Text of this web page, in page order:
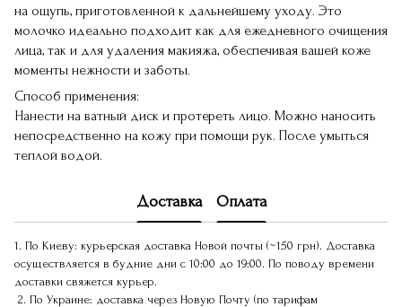
на ощупь, приготовленной к дальнейшему уходу. Это
молочко идеально подходит как для ежедневного очищения
лица, так и для удаления макияжа, обеспечивая вашей коже
моменты нежности и заботы.
Способ применения:
Нанести на ватный диск и протереть лицо. Можно наносить
непосредственно на кожу при помощи рук. После умыться
теплой водой.
Доставка Оплата
1. По Киеву: курьерская доставка Новой почты (~150 грн). Доставка
осуществляется в будние дни с 10:00 до 19:00. По поводу времени
доставки свяжется курьер.
2. По Украине: доставка через Новую Почту (по тарифам